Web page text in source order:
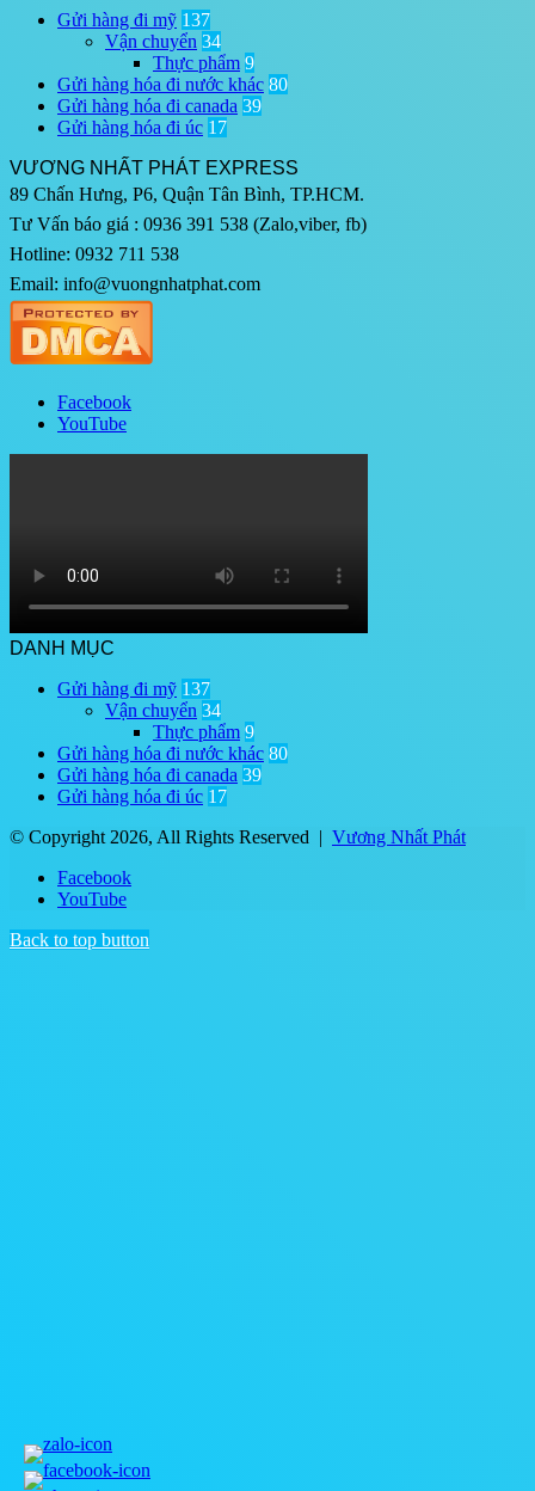
Gửi hàng đi mỹ 137
Vận chuyển 34
Thực phẩm 9
Gửi hàng hóa đi nước khác 80
Gửi hàng hóa đi canada 39
Gửi hàng hóa đi úc 17
VƯƠNG NHẤT PHÁT EXPRESS
89 Chấn Hưng, P6, Quận Tân Bình, TP.HCM.
Tư Vấn báo giá : 0936 391 538 (Zalo,viber, fb)
Hotline: 0932 711 538
Email: info@vuongnhatphat.com
Facebook
YouTube
DANH MỤC
Gửi hàng đi mỹ 137
Vận chuyển 34
Thực phẩm 9
Gửi hàng hóa đi nước khác 80
Gửi hàng hóa đi canada 39
Gửi hàng hóa đi úc 17
© Copyright 2026, All Rights Reserved | Vương Nhất Phát
Facebook
YouTube
Back to top button